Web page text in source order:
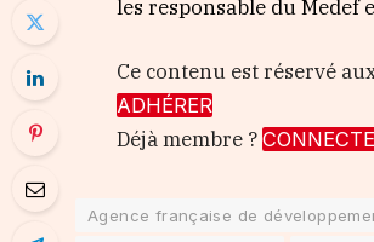
les responsable du Medef
Ce contenu est réservé
ADHÉRER
Déjà membre ?
Agence française de